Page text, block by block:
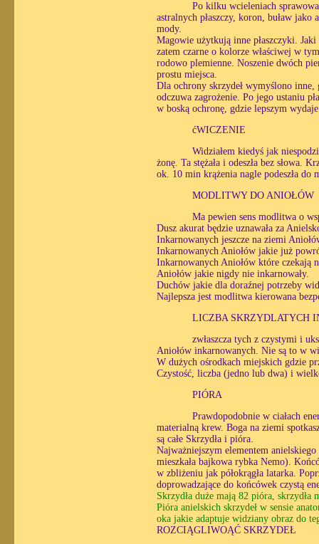
Po kilku wcieleniach
astralnych płaszczy, koron, buław
mody.
Magowie użytkują inne płaszczyki.
zatem czarne o kolorze właściwej w
rodowo plemienne. Noszenie dwóch
prostu miejsca.
Dla ochrony skrzydeł wymyślono inne,
odczuwa zagrożenie. Po jego ustaniu
w boską ochronę, gdzie lepszym
ćWICZENIE
Widziałem kiedyś jak
żonę. Ta stężała i odeszła bez słowa.
ok. 10 min krążenia nagle podeszła do
MODLITWY DO ANIOŁÓW
Ma pewien sens modlitwa o
Dusz akurat będzie uznawała za
Inkarnowanych jeszcze na ziemi
Inkarnowanych Aniołów jakie już
Inkarnowanych Aniołów które czekają
Aniołów jakie nigdy nie inkarnowały.
Duchów jakie dla doraźnej potrzeby
Najlepsza jest modlitwa kierowana
LICZBA SKRZYDLATYCH
zwłaszcza tych z czystymi i
Aniołów inkarnowanych. Nie są to w
W dużych ośrodkach miejskich gdzie
Czystość, liczba (jedno lub dwa) i
PIÓRA
Prawdopodobnie w ciałach
materialną krew. Boga na ziemi
są całe Skrzydła i pióra.
Najważniejszym elementem
mieszkała bajkowa rybka Nemo).
w zbliżeniu jak półokrągła latarka.
doprowadzające do końcówek czystą
Skrzydła duże mają 82 pióra, skrzydła
Pióra anielskich skrzydeł w sensie
oka jakie adaptuje widziany obraz do
ROZCIĄGLIWOĄĆ SKRZYDEŁ